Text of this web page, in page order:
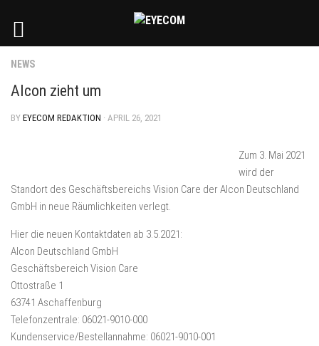
NEWS
Alcon zieht um
BY EYECOM REDAKTION · APRIL 26, 2021
Zum 3. Mai 2021
wird der
Standort des Geschäftsbereichs Vision Care der Alcon Deutschland
GmbH in neue Räumlichkeiten verlegt.
Hier die neuen Kontaktdaten ab 3.5.2021:
Alcon Deutschland GmbH
Geschäftsbereich Vision Care
Ottostraße 1
63741 Aschaffenburg
Telefonzentrale: 06021-9010-000
Kundenservice/Bestellannahme: 06021-9010-001